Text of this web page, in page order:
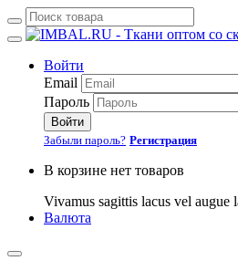
Войти
Email
Пароль
Войти
Забыли пароль? Регистрация
В корзине нет товаров
Vivamus sagittis lacus vel augue
Валюта